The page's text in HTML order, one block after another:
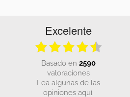
Excelente
basado en 2590
valoraciones
Lea algunas de las
opiniones aquí.